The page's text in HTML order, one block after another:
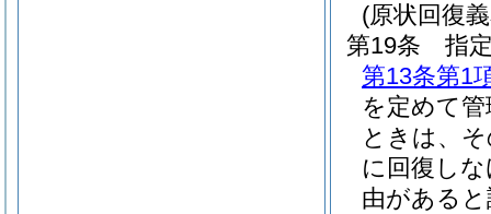
(原状回復
第19条
指
第13条第1
を定めて
ときは、
に回復し
由がある